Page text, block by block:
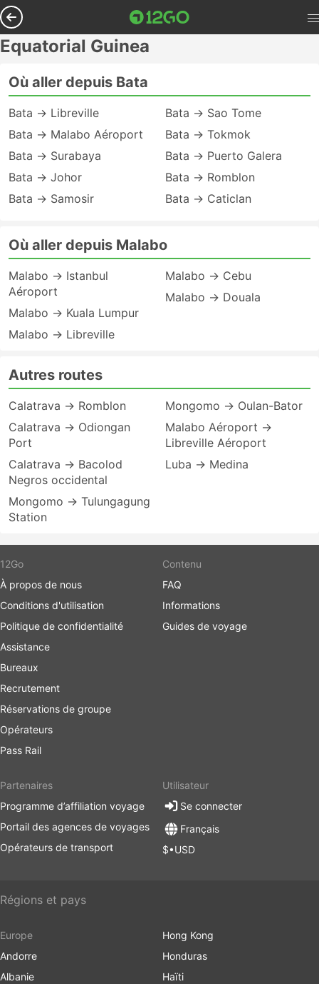
Equatorial Guinea
Où aller depuis Bata
Bata → Libreville
Bata → Malabo Aéroport
Bata → Surabaya
Bata → Johor
Bata → Samosir
Bata → Sao Tome
Bata → Tokmok
Bata → Puerto Galera
Bata → Romblon
Bata → Caticlan
Où aller depuis Malabo
Malabo → Istanbul
Aéroport
Malabo → Kuala Lumpur
Malabo → Libreville
Malabo → Cebu
Malabo → Douala
Autres routes
Calatrava → Romblon
Calatrava → Odiongan
Port
Calatrava → Bacolod
Negros occidental
Mongomo → Tulungagung
Station
Mongomo → Oulan-Bator
Malabo Aéroport →
Libreville Aéroport
Luba → Medina
12Go
À propos de nous
Conditions d'utilisation
Politique de confidentialité
Assistance
Bureaux
Recrutement
Réservations de groupe
Opérateurs
Pass Rail
Contenu
FAQ
Informations
Guides de voyage
Partenaires
Programme d’affiliation voyage
Portail des agences de voyages
Opérateurs de transport
Utilisateur
Se connecter
Français
$•USD
Régions et pays
Europe
Andorre
Albanie
Hong Kong
Honduras
Haïti